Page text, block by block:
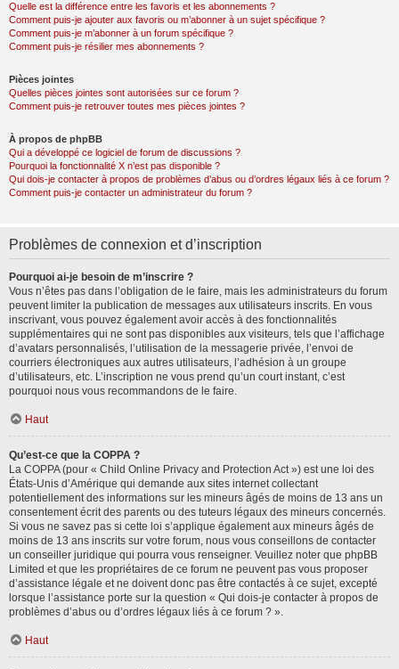
Quelle est la différence entre les favoris et les abonnements ?
Comment puis-je ajouter aux favoris ou m’abonner à un sujet spécifique ?
Comment puis-je m’abonner à un forum spécifique ?
Comment puis-je résilier mes abonnements ?
Pièces jointes
Quelles pièces jointes sont autorisées sur ce forum ?
Comment puis-je retrouver toutes mes pièces jointes ?
À propos de phpBB
Qui a développé ce logiciel de forum de discussions ?
Pourquoi la fonctionnalité X n’est pas disponible ?
Qui dois-je contacter à propos de problèmes d’abus ou d’ordres légaux liés à ce forum ?
Comment puis-je contacter un administrateur du forum ?
Problèmes de connexion et d’inscription
Pourquoi ai-je besoin de m’inscrire ?
Vous n’êtes pas dans l’obligation de le faire, mais les administrateurs du forum
peuvent limiter la publication de messages aux utilisateurs inscrits. En vous
inscrivant, vous pouvez également avoir accès à des fonctionnalités
supplémentaires qui ne sont pas disponibles aux visiteurs, tels que l’affichage
d’avatars personnalisés, l’utilisation de la messagerie privée, l’envoi de
courriers électroniques aux autres utilisateurs, l’adhésion à un groupe
d’utilisateurs, etc. L’inscription ne vous prend qu’un court instant, c’est
pourquoi nous vous recommandons de le faire.
Haut
Qu’est-ce que la COPPA ?
La COPPA (pour « Child Online Privacy and Protection Act ») est une loi des
États-Unis d’Amérique qui demande aux sites internet collectant
potentiellement des informations sur les mineurs âgés de moins de 13 ans un
consentement écrit des parents ou des tuteurs légaux des mineurs concernés.
Si vous ne savez pas si cette loi s’applique également aux mineurs âgés de
moins de 13 ans inscrits sur votre forum, nous vous conseillons de contacter
un conseiller juridique qui pourra vous renseigner. Veuillez noter que phpBB
Limited et que les propriétaires de ce forum ne peuvent pas vous proposer
d’assistance légale et ne doivent donc pas être contactés à ce sujet, excepté
lorsque l’assistance porte sur la question « Qui dois-je contacter à propos de
problèmes d’abus ou d’ordres légaux liés à ce forum ? ».
Haut